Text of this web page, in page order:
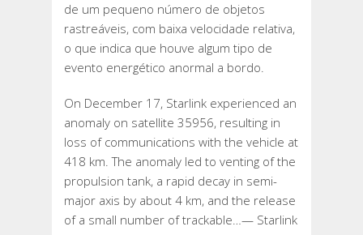
de um pequeno número de objetos
rastreáveis, com baixa velocidade relativa,
o que indica que houve algum tipo de
evento energético anormal a bordo.
On December 17, Starlink experienced an
anomaly on satellite 35956, resulting in
loss of communications with the vehicle at
418 km. The anomaly led to venting of the
propulsion tank, a rapid decay in semi-
major axis by about 4 km, and the release
of a small number of trackable…— Starlink